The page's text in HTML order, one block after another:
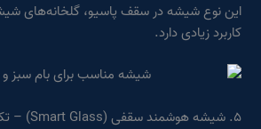
این نوع شیشه در سقف پاسیو، گلخانه‌های
کاربرد زیادی دارد.
۵. شیشه هوشمند سقفی (Smart Glass) – تکنولوژی آینده